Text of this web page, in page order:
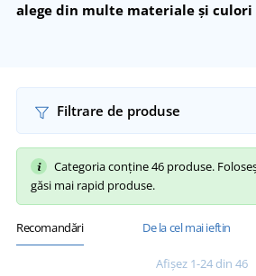
alege din multe materiale şi
Filtrare de produse
Categoria conține 46 produse.
găsi mai rapid produse.
Recomandări De la cel mai ieftin
Afișez 1-24 din 46